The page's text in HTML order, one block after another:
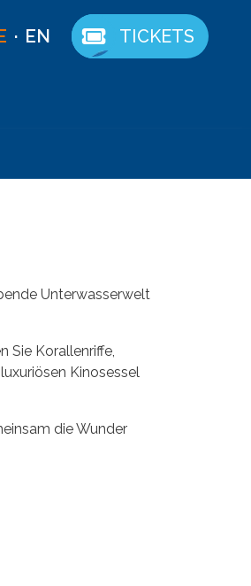
EN TICKETS
Unterwasserwelt
Sie Korallenriffe,
Kinosessel
die Wunder